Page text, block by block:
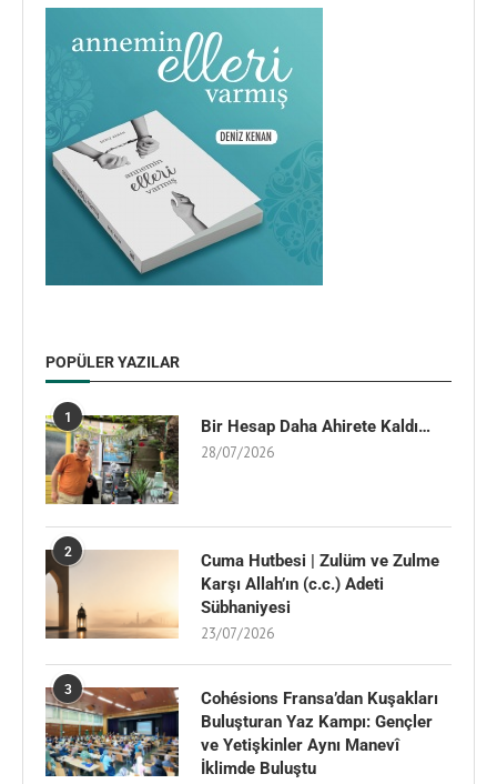
POPÜLER YAZILAR
1 Bir Hesap Daha Ahirete Kaldı…
28/07/2026
2
Cuma Hutbesi | Zulüm ve Zulme
Karşı Allah’ın (c.c.) Adeti
Sübhaniyesi
23/07/2026
3
Cohésions Fransa’dan Kuşakları
Buluşturan Yaz Kampı: Gençler
ve Yetişkinler Aynı Manevî
İklimde Buluştu